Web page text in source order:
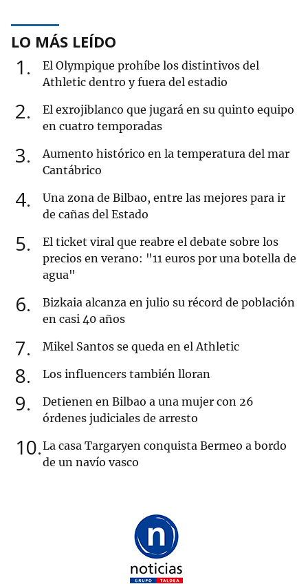
LO MÁS LEÍDO
1
El Olympique prohíbe los distintivos del
Athletic dentro y fuera del estadio
2
El exrojiblanco que jugará en su quinto equipo
en cuatro temporadas
3
Aumento histórico en la temperatura del mar
Cantábrico
4
Una zona de Bilbao, entre las mejores para ir
de cañas del Estado
5
El ticket viral que reabre el debate sobre los
precios en verano: "11 euros por una botella de
agua"
6
Bizkaia alcanza en julio su récord de población
en casi 40 años
7 Mikel Santos se queda en el Athletic
8 Los influencers también lloran
9
Detienen en Bilbao a una mujer con 26
órdenes judiciales de arresto
10 La casa Targaryen conquista Bermeo a bordo
de un navío vasco